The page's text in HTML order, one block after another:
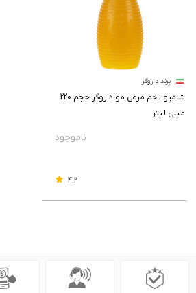
برند داروگر
شامپو تخم مرغی مو داروگر حجم 220
میلی لیتر
4.2